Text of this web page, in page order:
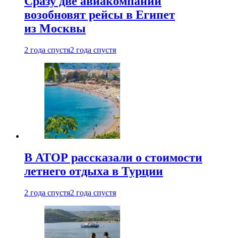
возобновят рейсы в Египет
из Москвы
2 года спустя2 года спустя
В АТОР рассказали о стоимости
летнего отдыха в Турции
2 года спустя2 года спустя